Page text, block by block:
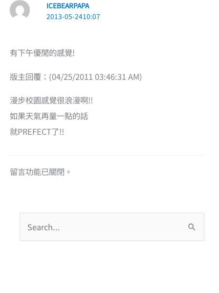
ICEBEARPAPA
2013-05-2410:07
有下午優閒的感覺!
版主回覆：(04/25/2011 03:46:31 AM)
漫步校園感覺很浪漫啊!!
如果天氣再量一點的話
就PREFECT了!!
留言功能已關閉。